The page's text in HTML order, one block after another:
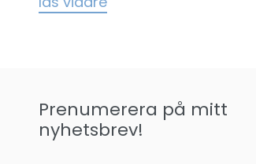
Prenumerera på mitt
nyhetsbrev!